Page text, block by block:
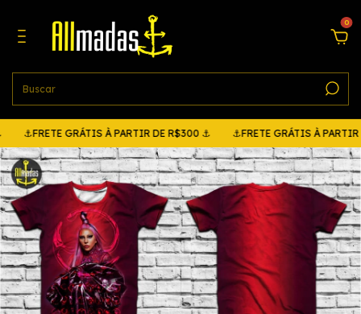
0
⚓FRETE GRÁTIS À PARTIR DE R$300 ⚓ ⚓FRETE GRÁTIS À PARTIR